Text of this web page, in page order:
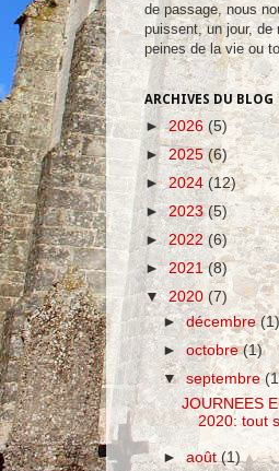
de passage, nous
puissent, un jour, de
peines de la vie ou
ARCHIVES DU BLOG
►2026 (5)
► 2025 (6)
►2024 (12)
►2023(5)
► 2022 (6)
►2021(8)
▼2020 (7)
►décembre
►octobre(1)
▼septembre
JOURNEES
2020: tout
►août(1)